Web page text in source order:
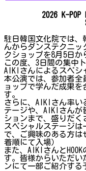
2026 K-POP
駐日韓国文化院では
んからダンステクニッ
クショップを8月5日か
この度、3日間の集中
AIKIさんによるスペシ
本公演では、参加者全
ョップで学んだ成果
す。
さらに、AIKIさん率い
テージや、AIKIさんが
ションまで、盛りだく
スペシャルステージ
で、ご興味のある方は
着順にて入場）
また、AIKIさんと
す。皆様からいただい
ンにて一部ご紹介する